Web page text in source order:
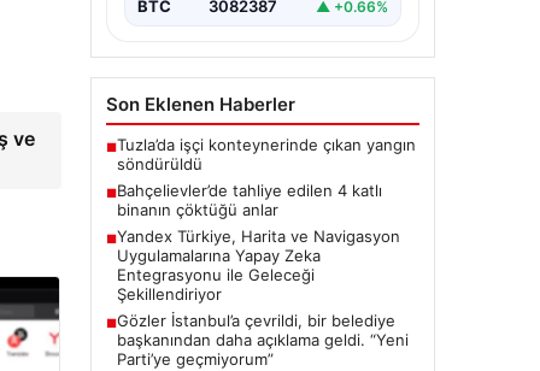
ve
BTC 3082387 ▲ +0.66%
Son Eklenen Haberler
■Tuzla’da işçi konteynerinde çıkan yangın
söndürüldü
■Bahçelievler’de tahliye edilen 4 katlı
binanın çöktüğü anlar
■Yandex Türkiye, Harita ve Navigasyon
Uygulamalarına Yapay Zeka
Entegrasyonu ile Geleceği
Şekillendiriyor
■Gözler İstanbul’a çevrildi, bir belediye
başkanından daha açıklama geldi. “Yeni
Parti’ye geçmiyorum”